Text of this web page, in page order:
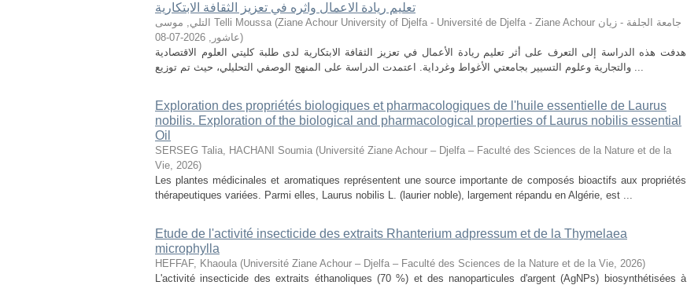
تعليم ريادة الاعمال واثره في تعزيز الثقافة الابتكارية
التلي, موسى Telli Moussa (Ziane Achour University of Djelfa - Université de Djelfa - Ziane Achour جامعة الجلفة - زيان
عاشور ,
2026-07-08
)
هدفت هذه الدراسة إلى التعرف على أثر تعليم ريادة الأعمال في تعزيز الثقافة الابتكارية لدى طلبة كليتي العلوم الاقتصادية
والتجارية وعلوم التسيير بجامعتي الأغواط وغرداية. اعتمدت الدراسة على المنهج الوصفي التحليلي، حيث تم توزيع ...
Exploration des propriétés biologiques et pharmacologiques de l'huile essentielle de Laurus
nobilis. Exploration of the biological and pharmacological properties of Laurus nobilis essential
Oil
SERSEG Talia, HACHANI Soumia (Université Ziane Achour – Djelfa – Faculté des Sciences de la Nature et de la
Vie, 2026)
Les plantes médicinales et aromatiques représentent une source importante de composés bioactifs aux propriétés
thérapeutiques variées. Parmi elles, Laurus nobilis L. (laurier noble), largement répandu en Algérie, est ...
Etude de l'activité insecticide des extraits Rhanterium adpressum et de la Thymelaea
microphylla
HEFFAF, Khaoula (Université Ziane Achour – Djelfa – Faculté des Sciences de la Nature et de la Vie, 2026)
L'activité insecticide des extraits éthanoliques (70 %) et des nanoparticules d'argent (AgNPs) biosynthétisées à